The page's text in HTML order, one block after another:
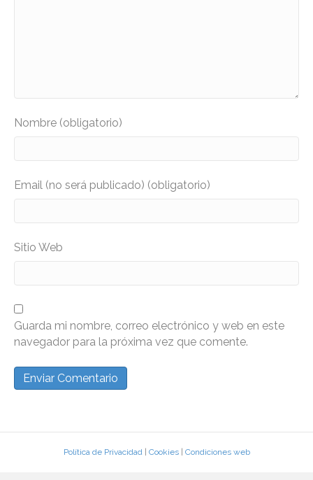
Nombre (obligatorio)
Email (no será publicado) (obligatorio)
Sitio Web
Guarda mi nombre, correo electrónico y web en este
navegador para la próxima vez que comente.
Política de Privacidad| Cookies| Condiciones web